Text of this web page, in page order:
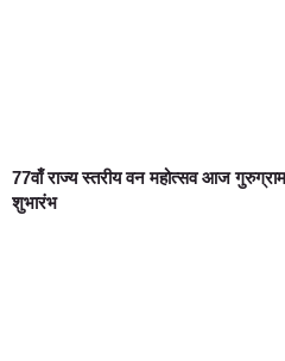
77वाँ राज्य स्तरीय वन महोत्सव आज
शुभारंभ